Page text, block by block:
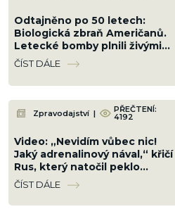
Odtajněno po 50 letech:
Biologická zbraň Američanů.
Letecké bomby plnili živými
komáry a shazovali je na
obydlené čtvrti
ČÍST DÁLE
Zpravodajství | PŘEČTENÍ:
4192
Video: „Nevidím vůbec nic!
Jaký adrenalinový nával,“ křičí
Rus, který natočil peklo
přichystané Ukrajinci cestou
na Krym
ČÍST DÁLE